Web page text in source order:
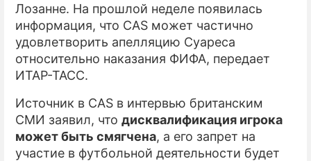
Лозанне. На прошлой неделе появилась
информация, что CAS может частично
удовлетворить апелляцию Суареса
относительно наказания ФИФА, передает
ИТАР-ТАСС.
Источник в CAS в интервью британским
СМИ заявил, что дисквалификация игрока
может быть смягчена, а его запрет на
участие в футбольной деятельности будет